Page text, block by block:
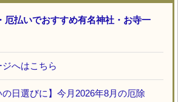
厄払いでおすすめ有名神社・お寺一
へはこちら
の日選びに】今月2026年8月の厄除